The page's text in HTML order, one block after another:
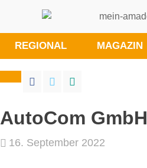
REGIONAL MAGAZIN
AutoCom GmbH
16. September 2022